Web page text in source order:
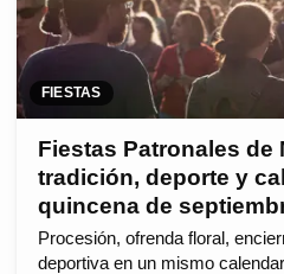
FIESTAS
Fiestas Patronales de
tradición, deporte y
quincena de
Procesión, ofrenda floral,
deportiva en un mismo